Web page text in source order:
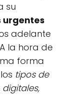
su
urgentes
adelante
la hora de
forma
tipos de